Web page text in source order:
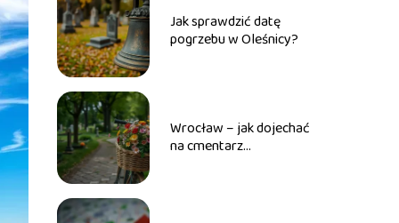
Jak sprawdzić datę
pogrzebu w Oleśnicy?
Wrocław – jak dojechać
na cmentarz